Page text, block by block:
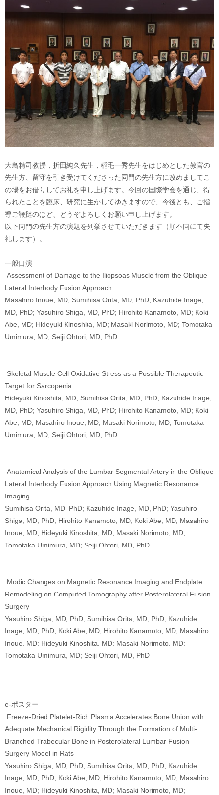
大鳥精司教授，折田純久先生，稲毛一秀先生をはじめとした教官の
先生方、留守を引き受けてくださった同門の先生方に改めましてこ
の場をお借りしてお礼を申し上げます。今回の国際学会を通じ、得
られたことを臨床、研究に生かしてゆきますので、今後とも、ご指
導ご鞭撻のほど、どうぞよろしくお願い申し上げます。
以下同門の先生方の演題を列挙させていただきます（順不同にて失
礼します）。
一般口演
Assessment of Damage to the Iliopsoas Muscle from the Oblique
Lateral Interbody Fusion Approach
Masahiro Inoue, MD; Sumihisa Orita, MD, PhD; Kazuhide Inage,
MD, PhD; Yasuhiro Shiga, MD, PhD; Hirohito Kanamoto, MD; Koki
Abe, MD; Hideyuki Kinoshita, MD; Masaki Norimoto, MD; Tomotaka
Umimura, MD; Seiji Ohtori, MD, PhD
Skeletal Muscle Cell Oxidative Stress as a Possible Therapeutic
Target for Sarcopenia
Hideyuki Kinoshita, MD; Sumihisa Orita, MD, PhD; Kazuhide Inage,
MD, PhD; Yasuhiro Shiga, MD, PhD; Hirohito Kanamoto, MD; Koki
Abe, MD; Masahiro Inoue, MD; Masaki Norimoto, MD; Tomotaka
Umimura, MD; Seiji Ohtori, MD, PhD
Anatomical Analysis of the Lumbar Segmental Artery in the Oblique
Lateral Interbody Fusion Approach Using Magnetic Resonance
Imaging
Sumihisa Orita, MD, PhD; Kazuhide Inage, MD, PhD; Yasuhiro
Shiga, MD, PhD; Hirohito Kanamoto, MD; Koki Abe, MD; Masahiro
Inoue, MD; Hideyuki Kinoshita, MD; Masaki Norimoto, MD;
Tomotaka Umimura, MD; Seiji Ohtori, MD, PhD
Modic Changes on Magnetic Resonance Imaging and Endplate
Remodeling on Computed Tomography after Posterolateral Fusion
Surgery
Yasuhiro Shiga, MD, PhD; Sumihisa Orita, MD, PhD; Kazuhide
Inage, MD, PhD; Koki Abe, MD; Hirohito Kanamoto, MD; Masahiro
Inoue, MD; Hideyuki Kinoshita, MD; Masaki Norimoto, MD;
Tomotaka Umimura, MD; Seiji Ohtori, MD, PhD
e-ポスター
Freeze-Dried Platelet-Rich Plasma Accelerates Bone Union with
Adequate Mechanical Rigidity Through the Formation of Multi-
Branched Trabecular Bone in Posterolateral Lumbar Fusion
Surgery Model in Rats
Yasuhiro Shiga, MD, PhD; Sumihisa Orita, MD, PhD; Kazuhide
Inage, MD, PhD; Koki Abe, MD; Hirohito Kanamoto, MD; Masahiro
Inoue, MD; Hideyuki Kinoshita, MD; Masaki Norimoto, MD;